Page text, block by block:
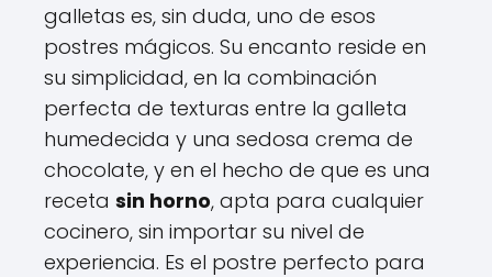
galletas es, sin duda, uno de esos
postres mágicos. Su encanto reside en
su simplicidad, en la combinación
perfecta de texturas entre la galleta
humedecida y una sedosa crema de
chocolate, y en el hecho de que es una
receta sin horno, apta para cualquier
cocinero, sin importar su nivel de
experiencia. Es el postre perfecto para